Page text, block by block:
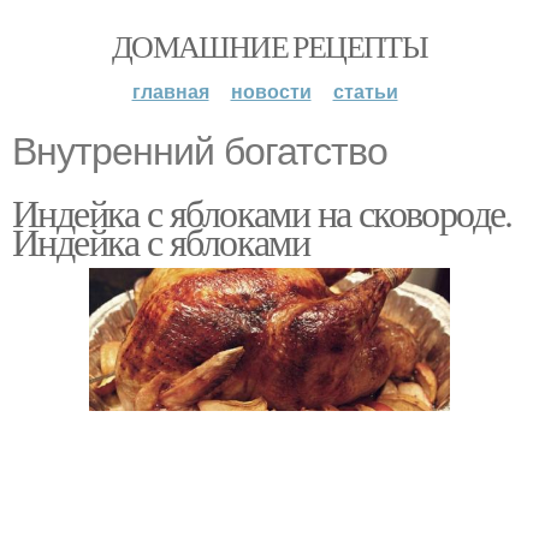
ДОМАШНИЕ РЕЦЕПТЫ
главная новости статьи
Внутренний богатство
Индейка с яблоками на сковороде.
Индейка с яблоками